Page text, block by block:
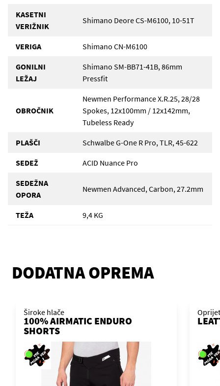
KASETNI
VERIŽNIK
Shimano Deore CS-M6100, 10-51T
VERIGA Shimano CN-M6100
GONILNI
LEŽAJ
Shimano SM-BB71-41B, 86mm
Pressfit
OBROČNIK
Newmen Performance X.R.25, 28/28
Spokes, 12x100mm / 12x142mm,
Tubeless Ready
PLAŠČI Schwalbe G-One R Pro, TLR, 45-622
SEDEŽ ACID Nuance Pro
SEDEŽNA
OPORA
Newmen Advanced, Carbon, 27.2mm
TEŽA 9,4 KG
DODATNA OPREMA
Široke hlače
100% AIRMATIC ENDURO
SHORTS